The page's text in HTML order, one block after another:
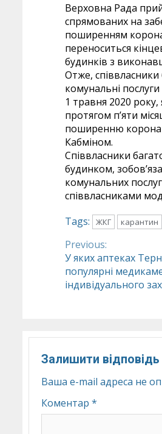
Верховна Рада
спрямованих на
поширенням
переноситься
будинків з
Отже,
комунальні
1 травня 2020
протягом п’яти
поширенню
Кабміном.
Співвласники
будинком,
комунальних
співвласниками
Tags:
ЖКГ карантин
Continue
Reading
Previous:
У яких аптеках
популярні
індивідуального
Залишити відповідь
Ваша e-mail адреса не
Коментар *